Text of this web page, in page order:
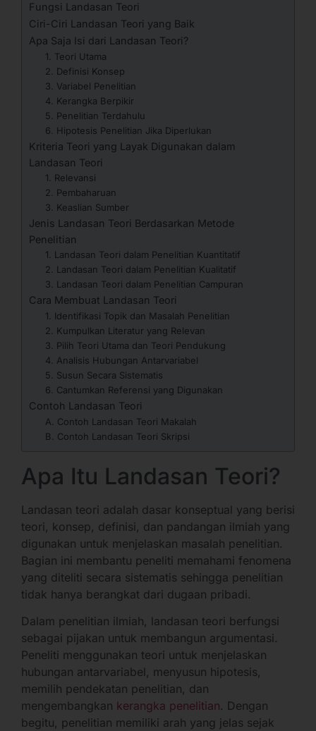
Fungsi Landasan Teori
Ciri-Ciri Landasan Teori yang Baik
Apa Saja Isi dari Landasan Teori?
1. Teori Utama
2. Definisi Konsep
3. Variabel Penelitian
4. Kerangka Berpikir
5. Penelitian Terdahulu
6. Hipotesis Penelitian Jika Diperlukan
Kriteria Teori yang Layak Digunakan dalam
Landasan Teori
1. Relevansi
2. Pembaharuan
3. Keaslian Sumber
Jenis Landasan Teori Berdasarkan Metode
Penelitian
1. Landasan Teori dalam Penelitian Kuantitatif
2. Landasan Teori dalam Penelitian Kualitatif
3. Landasan Teori dalam Penelitian Campuran
Cara Membuat Landasan Teori
1. Identifikasi Topik dan Masalah Penelitian
2. Kumpulkan Literatur yang Relevan
3. Pilih Teori Utama dan Teori Pendukung
4. Analisis Hubungan Antarvariabel
5. Susun Secara Sistematis
6. Cantumkan Referensi yang Digunakan
Contoh Landasan Teori
A. Contoh Landasan Teori Makalah
B. Contoh Landasan Teori Skripsi
Apa Itu Landasan Teori?
Landasan teori adalah dasar konseptual yang berisi
teori, konsep, definisi, dan pandangan ilmiah yang
digunakan untuk menjelaskan masalah penelitian.
Bagian ini membantu peneliti memahami fenomena
yang diteliti secara sistematis sehingga penelitian
tidak hanya berangkat dari dugaan pribadi.
Dalam penelitian ilmiah, landasan teori berfungsi
sebagai pijakan untuk membangun argumentasi.
Peneliti menggunakan teori untuk menjelaskan
hubungan antarvariabel, menyusun hipotesis,
memilih pendekatan penelitian, dan
mengembangkan kerangka penelitian. Dengan
begitu, penelitian memiliki arah yang jelas sejak